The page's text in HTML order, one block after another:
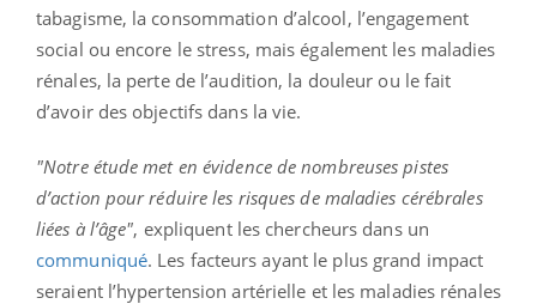
tabagisme, la consommation d’alcool, l’engagement
social ou encore le stress, mais également les maladies
rénales, la perte de l’audition, la douleur ou le fait
d’avoir des objectifs dans la vie.
"Notre étude met en évidence de nombreuses pistes
d’action pour réduire les risques de maladies cérébrales
liées à l’âge", expliquent les chercheurs dans un
communiqué. Les facteurs ayant le plus grand impact
seraient l’hypertension artérielle et les maladies rénales